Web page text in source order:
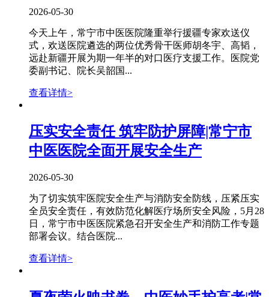
2026-05-30
今天上午，常宁市中医医院隆重举行援疆专家欢送仪
式，欢送医院遴选的两位优秀骨干医师胡冬宇、高韬，
远赴新疆开展为期一年半的对口医疗支援工作。医院党
委副书记、院长吴韶国...
查看详情>
压实安全责任 筑牢防护屏障|常宁市
中医医院全面开展安全生产
2026-05-30
为了切实筑牢医院安全生产与消防安全防线，压紧压实
全员安全责任，有效防范化解医疗场所安全风险，5月28
日，常宁市中医医院紧急召开安全生产和消防工作专题
部署会议。结合医院...
查看详情>